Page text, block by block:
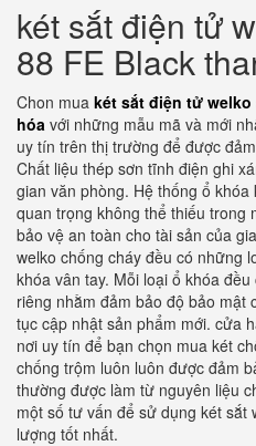
két sắt điện tử
88 FE Black
Chon mua két sắt điện tử welko
hóa với những mẫu mã và mới
uy tín trên thị trường để được
Chất liệu thép sơn tĩnh điện ghi
gian văn phòng. Hệ thống ổ
quan trọng không thể thiếu trong
bảo vệ an toàn cho tài sản của
welko chống cháy đều có những
khóa vân tay. Mỗi loại ổ khóa
riêng nhằm đảm bảo độ bảo mật
tục cập nhật sản phẩm mới. cửa
nơi uy tín để bạn chọn mua két
chống trộm luôn luôn được đảm
thường được làm từ nguyên liệu
một số tư vấn để sử dụng két sắt
lượng tốt nhất.